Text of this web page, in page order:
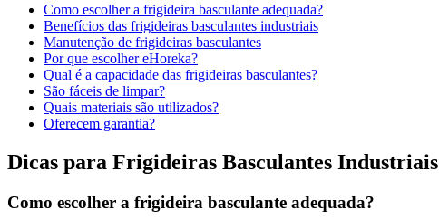
Como escolher a frigideira basculante adequada?
Benefícios das frigideiras basculantes industriais
Manutenção de frigideiras basculantes
Por que escolher eHoreka?
Qual é a capacidade das frigideiras basculantes?
São fáceis de limpar?
Quais materiais são utilizados?
Oferecem garantia?
Dicas para Frigideiras Basculantes Industriais
Como escolher a frigideira basculante adequada?